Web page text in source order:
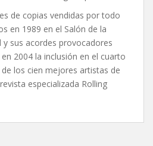
de copias vendidas por todo
en 1989 en el Salón de la
y sus acordes provocadores
2004 la inclusión en el cuarto
los cien mejores artistas de
especializada Rolling